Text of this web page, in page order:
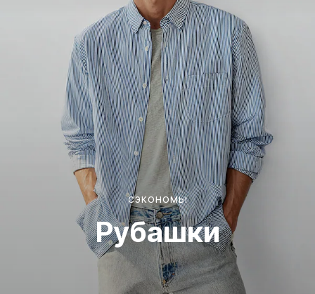
СЭКОНОМЬ!
Рубашки